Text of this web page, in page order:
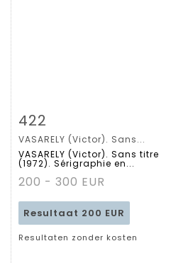
Gedetailleerde
fiche
422
VASARELY (Victor). Sans...
VASARELY (Victor). Sans titre
(1972). Sérigraphie en...
200 - 300 EUR
Resultaat 200 EUR
Resultaten zonder kosten